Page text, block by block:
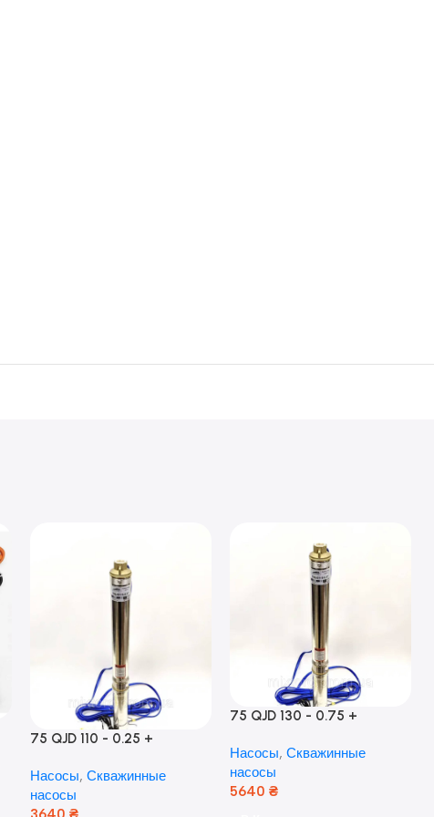
75 QJD 110 - 0.25 +
Медь!
Насосы, Скважинные
насосы
75 QJD 130 - 0.75 +
Насосы, Скважинные
насосы
5640 ₴